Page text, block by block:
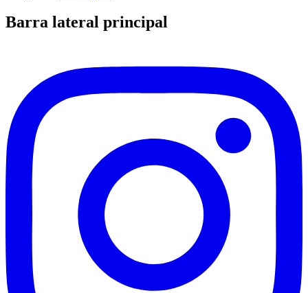
Barra lateral principal